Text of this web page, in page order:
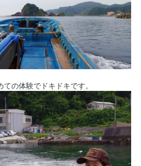
の体験でドキドキです。